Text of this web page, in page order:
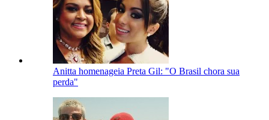
Anitta homenageia Preta Gil: "O Brasil chora sua
perda"